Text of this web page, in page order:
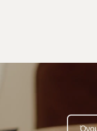
και σώματος.
επισκέψεις σε